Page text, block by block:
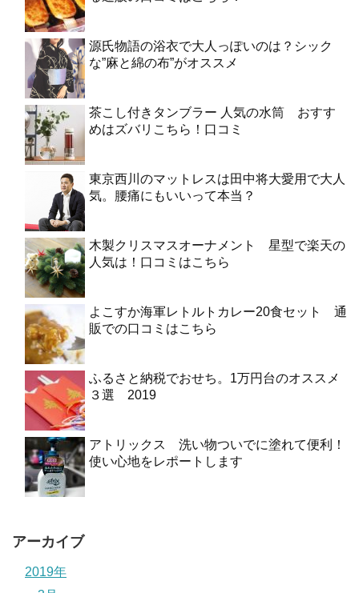
源氏物語の浴衣で大人っぽいのは？シック
な”麻と綿の布”がオススメ
茶こし付きタンブラー 人気の水筒 おすす
めはズバリこちら！口コミ
東京西川のマットレスは田中将大愛用で大人
気。腰痛にもいいって本当？
木製クリスマスオーナメント 星型で楽天の
人気は！口コミはこちら
よこすか海軍レトルトカレー20食セット 通
販での口コミはこちら
ふるさと納税でおせち。1万円台のオススメ
３選 2019
アトリックス 洗い物ついでに塗れて便利！
使い心地をレポートします
アーカイブ
2019年